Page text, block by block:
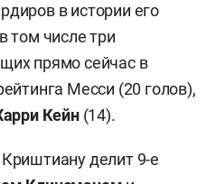
в истории его
том числе три
прямо сейчас в
Месси (20 голов),
Кейн (14).
делит 9-е